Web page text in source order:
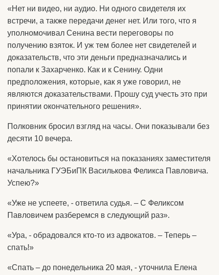
«Нет ни видео, ни аудио. Ни одного свидетеля их
встречи, а также передачи денег нет. Или того, что я
уполномочивал Сенина вести переговоры по
получению взяток. И уж тем более нет свидетелей и
доказательств, что эти деньги предназначались и
попали к Захарченко. Как и к Сенину. Одни
предположения, которые, как я уже говорил, не
являются доказательствами. Прошу суд учесть это при
принятии окончательного решения».
Полковник бросил взгляд на часы. Они показывали без
десяти 10 вечера.
«Хотелось бы остановиться на показаниях заместителя
начальника ГУЭБиПК Василькова Феликса Павловича.
Успею?»
«Уже не успеете, - ответила судья. – С Феликсом
Павловичем разберемся в следующий раз».
«Ура, - обрадовался кто-то из адвокатов. – Теперь –
спать!»
«Спать – до понедельника 20 мая, - уточнила Елена